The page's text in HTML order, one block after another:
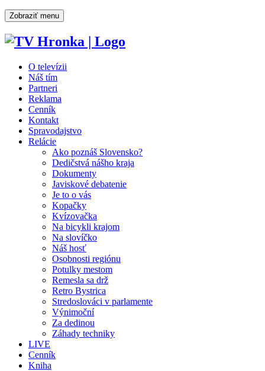
Zobraziť menu
O televízii
Náš tím
Partneri
Reklama
Cenník
Kontakt
Spravodajstvo
Relácie
Ako poznáš Slovensko?
Dedičstvá nášho kraja
Dokumenty
Javiskové debatenie
Je to o vás
Kopačky
Kvízovačka
Na bicykli krajom
Na slovíčko
Náš hosť
Osobnosti regiónu
Potulky mestom
Remesla sa drž
Retro Bystrica
Stredoslováci v parlamente
Výnimoční
Za dedinou
Záhady techniky
LIVE
Cenník
Kniha